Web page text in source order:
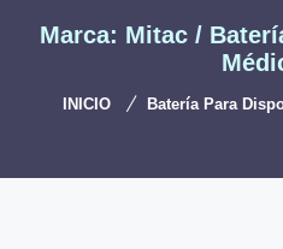
Marca: Mitac /
INICIO Batería Para